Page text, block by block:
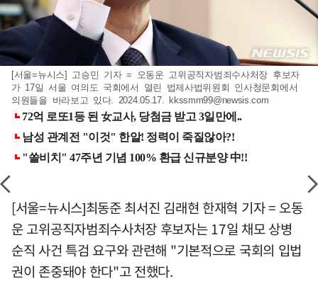
[서울=뉴시스] 고승민 기자 = 오동운 고위공직자범죄수사처장 후보자
가 17일 서울 여의도 국회에서 열린 법제사법위원회 인사청문회에서
의원들을 바라보고 있다. 2024.05.17. kkssmm99@newsis.com
[서울=뉴시스]최동준 최서진 김래현 한재혁 기자 = 오동
운 고위공직자범죄수사처장 후보자는 17일 채모 상병
순직 사건 특검 요구와 관련해 "기본적으로 국회의 입법
권이 존중돼야 한다"고 전했다.